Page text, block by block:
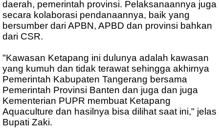
daerah, pemerintah provinsi. Pelaksanaannya juga
secara kolaborasi pendanaannya, baik yang
bersumber dari APBN, APBD dan provinsi bahkan
dari CSR.
"Kawasan Ketapang ini dulunya adalah kawasan
yang kumuh dan tidak terawat sehingga akhirnya
Pemerintah Kabupaten Tangerang bersama
Pemerintah Provinsi Banten dan juga dan juga
Kementerian PUPR membuat Ketapang
Aquaculture dan hasilnya bisa dilihat saat ini," jelas
Bupati Zaki.